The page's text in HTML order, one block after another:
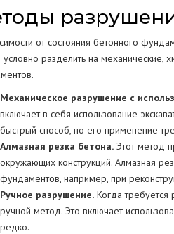
от состояния бетонного
разделить на механические,
Механическое разрушение с
включает в себя использование
быстрый способ, но его применение
Алмазная резка бетона. Этот метод
окружающих конструкций. Алмазная
фундаментов, например, при
Ручное разрушение. Когда требуется
ручной метод. Это включает
редко.